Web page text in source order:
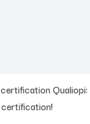
Qualiopi: